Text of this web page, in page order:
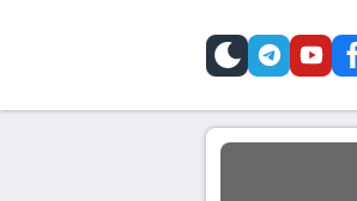
facebook
youtube
telegram
skin